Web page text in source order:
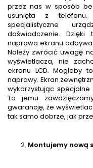
przez nas w sposób
usunięta z
specjalistyczne
doświadczenie.
naprawa ekranu
Należy zwrócić uwagę
wyświetlacza, nie
ekranu LCD. Mogłoby
naprawy. Ekran
wykorzystując
To jemu
gwarancję, że
tak samo dobrze, jak
Montujemy nową